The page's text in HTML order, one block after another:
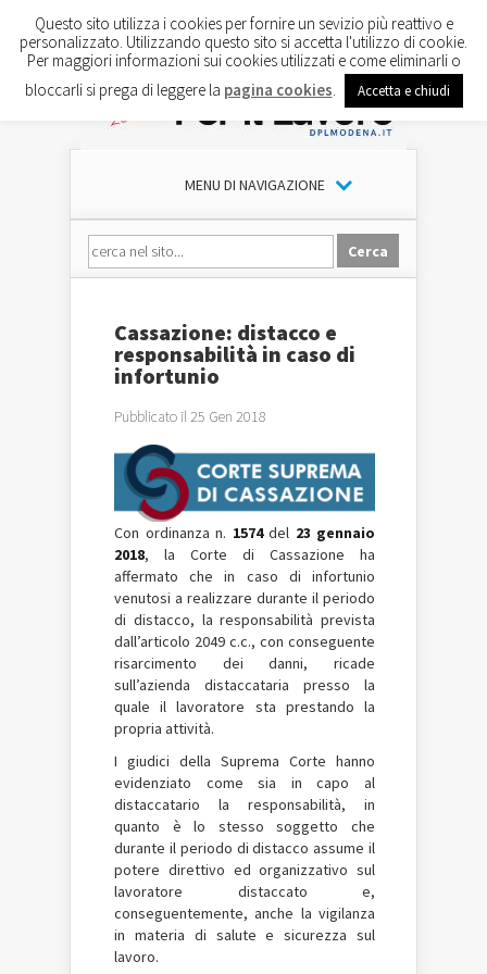
MENU DI NAVIGAZIONE
Cassazione: distacco e
responsabilità in caso di
infortunio
Pubblicato il 25 Gen 2018
Con ordinanza n. 1574del 23 gennaio
2018, la Corte di Cassazione ha
affermato che in caso di infortunio
venutosi a realizzare durante il periodo
di distacco, la responsabilità prevista
dall’articolo 2049 c.c., con conseguente
risarcimento dei danni, ricade
sull’azienda distaccataria presso la
quale il lavoratore sta prestando la
propria attività.
I giudici della Suprema Corte hanno
evidenziato come sia in capo al
distaccatario la responsabilità, in
quanto è lo stesso soggetto che
durante il periodo di distacco assume il
potere direttivo ed organizzativo sul
lavoratore distaccato e,
conseguentemente, anche la vigilanza
in materia di salute e sicurezza sul
lavoro.
Questo sito utilizza i cookies per fornire un sevizio più reattivo e
personalizzato. Utilizzando questo sito si accetta l'utilizzo di cookie.
Per maggiori informazioni sui cookies utilizzati e come eliminarli o
bloccarli si prega di leggere la pagina cookies Accetta e chiudi